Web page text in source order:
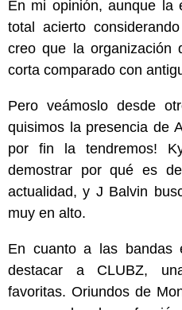
En mi opinión, aunque la
total acierto
creo que la organización
corta comparado con
Pero veámoslo desde
quisimos la presencia de
por fin la tendremos!
demostrar por qué es
actualidad, y J Balvin
muy en alto.
En cuanto a las bandas
destacar a CLUBZ,
favoritas. Oriundos de